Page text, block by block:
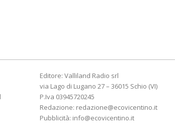
Editore: Valliland Radio srl
via Lago di Lugano 27 – 36015 Schio (VI)
P.Iva 03945720245
Redazione: redazione@ecovicentino.it
Pubblicità: info@ecovicentino.it